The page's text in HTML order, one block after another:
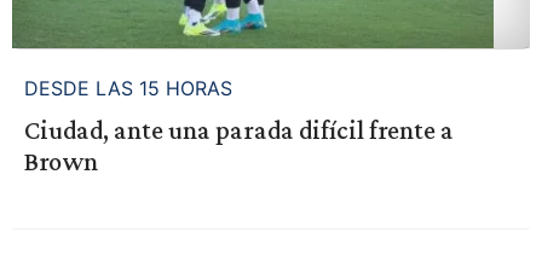
DESDE LAS 15 HORAS
Ciudad, ante una parada difícil frente a
Brown